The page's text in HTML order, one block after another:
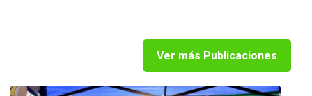
Ver más Publicaciones